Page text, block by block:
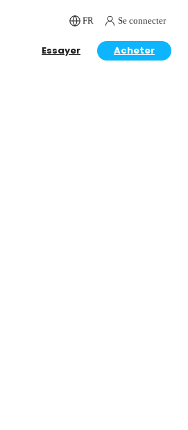
FR Se connecter
Essayer Acheter